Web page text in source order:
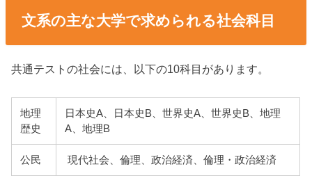
文系の主な大学で求められる社会科目
共通テストの社会には、以下の10科目があります。
地理
歴史
日本史A、日本史B、世界史A、世界史B、地理
A、地理B
公民 現代社会、倫理、政治経済、倫理・政治経済